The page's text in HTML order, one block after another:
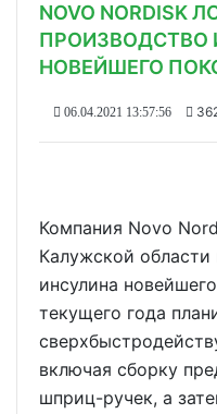
NOVO NORDISK
ПРОИЗВОДСТВО
НОВЕЙШЕГО
06.04.2021 13:57:56
Компания Novo
Калужской области
инсулина
текущего года
включая сборку
шприц-ручек, а